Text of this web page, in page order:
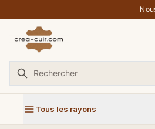
Tous les rayons